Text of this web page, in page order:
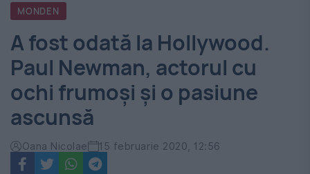
România
-
Evenimentul
Zilei
MONDEN
A fost odată la Hollywood.
Paul Newman, actorul cu
ochi frumoși și o pasiune
ascunsă
Oana Nicolae 15 februarie 2020, 12:56